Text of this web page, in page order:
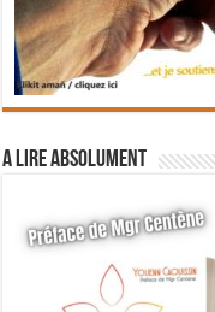
A lire absolument